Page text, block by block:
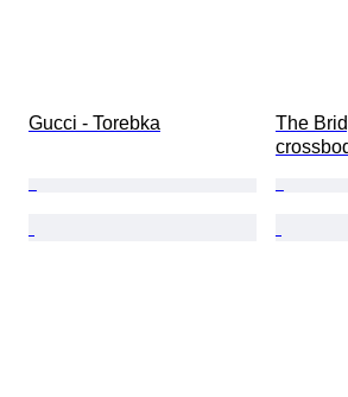
Gucci - Torebka
The